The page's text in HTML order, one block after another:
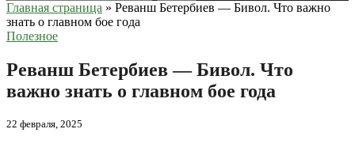
Главная страница » Реванш Бетербиев — Бивол. Что важно
знать о главном бое года
Полезное
Реванш Бетербиев — Бивол. Что
важно знать о главном бое года
22 февраля, 2025